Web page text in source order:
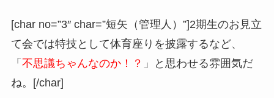
[char no=”3″ char=”短矢（管理人）”]2期生のお見立
て会では特技として体育座りを披露するなど、
「 不思議ちゃんなのか！？ 」と思わせる雰囲気だ
ね。[/char]